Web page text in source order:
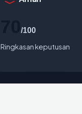
/100
Ringkasan keputusan